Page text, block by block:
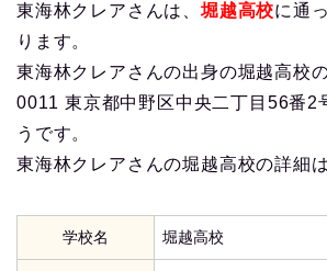
東海林クレアさんは、 堀越高校に通
ります。
東海林クレアさんの出身の堀越高校
0011 東京都中野区中央二丁目56番2
うです。
東海林クレアさんの堀越高校の詳細は
学校名 堀越高校